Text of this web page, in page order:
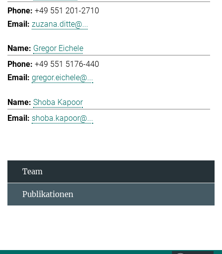
+49 551 201-2710
zuzana.ditte@...
Gregor Eichele
+49 551 5176-440
gregor.eichele@...
Shoba Kapoor
shoba.kapoor@...
Team
Publikationen